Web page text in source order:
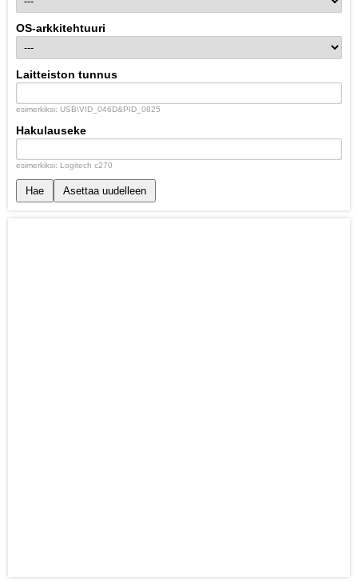
OS-arkkitehtuuri
Laitteiston tunnus
esimerkiksi: USB\VID_046D&PID_0825
Hakulauseke
esimerkiksi: Logitech c270
Hae Asettaa uudelleen